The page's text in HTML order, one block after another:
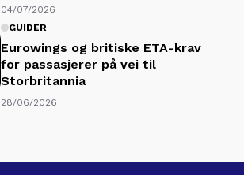
04/07/2026
GUIDER
Eurowings og britiske ETA-krav
for passasjerer på vei til
Storbritannia
28/06/2026